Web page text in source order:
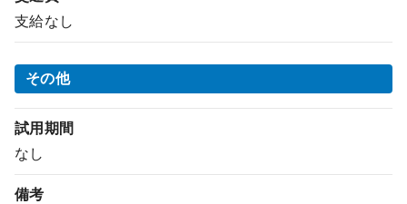
支給なし
その他
試用期間
なし
備考